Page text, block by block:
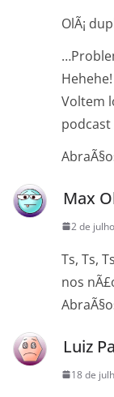
OlÃ¡
Hehehe!
Voltem
Max
2 de
Ts, Ts,
nos
Luiz
18 de